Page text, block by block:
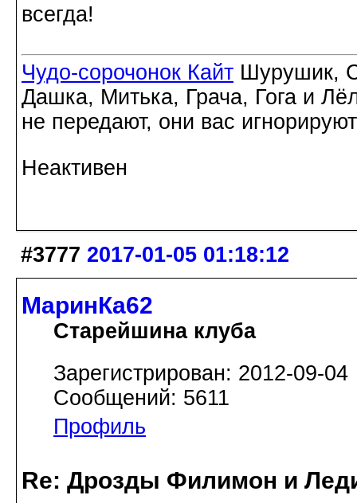
всегда!
Чудо-сорочонок Кайт Шурушик,
Дашка, Митька, Грача, Гога и
не передают, они вас игнорируют
Неактивен
#3777 2017-01-05 01:18:12
МаринКа62
Старейшина клуба
Зарегистрирован: 2012-09-04
Сообщений: 5611
Профиль
Re: Дрозды Филимон и